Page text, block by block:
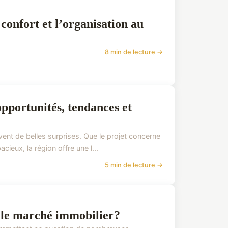
et l’organisation au
8 min de lecture →
tendances et
de belles surprises. Que le projet concerne
la région offre une l...
5 min de lecture →
marché immobilier?